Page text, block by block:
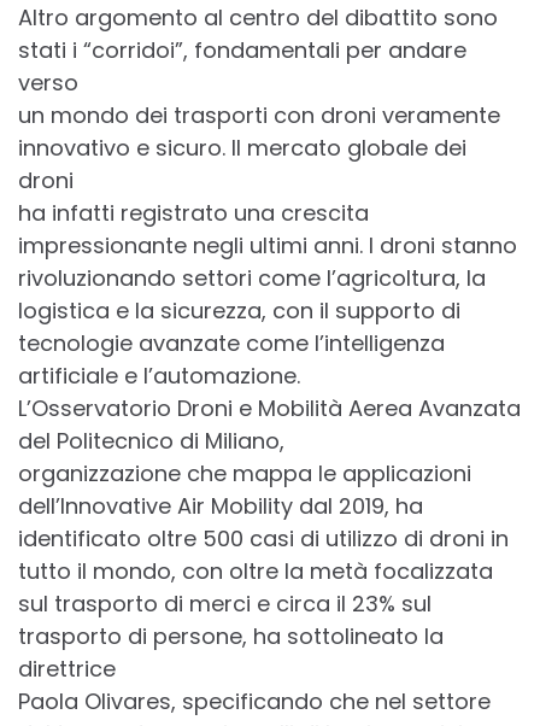
Altro argomento al centro del dibattito sono
stati i “corridoi”, fondamentali per andare
verso
un mondo dei trasporti con droni veramente
innovativo e sicuro. Il mercato globale dei
droni
ha infatti registrato una crescita
impressionante negli ultimi anni. I droni stanno
rivoluzionando settori come l’agricoltura, la
logistica e la sicurezza, con il supporto di
tecnologie avanzate come l’intelligenza
artificiale e l’automazione.
L’Osservatorio Droni e Mobilità Aerea Avanzata
del Politecnico di Miliano,
organizzazione che mappa le applicazioni
dell’Innovative Air Mobility dal 2019, ha
identificato oltre 500 casi di utilizzo di droni in
tutto il mondo, con oltre la metà focalizzata
sul trasporto di merci e circa il 23% sul
trasporto di persone, ha sottolineato la
direttrice
Paola Olivares, specificando che nel settore